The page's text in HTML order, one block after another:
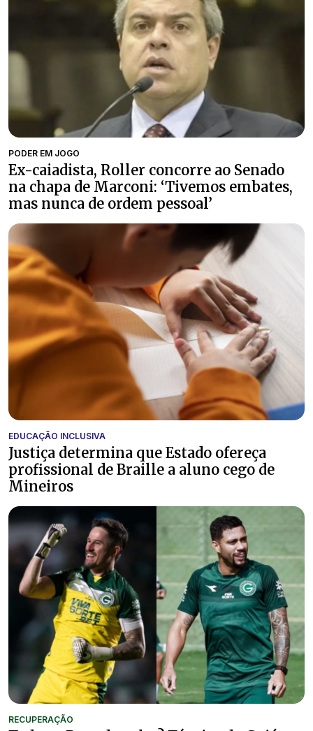
PODER EM JOGO
Ex-caiadista, Roller concorre ao Senado
na chapa de Marconi: ‘Tivemos embates,
mas nunca de ordem pessoal’
EDUCAÇÃO INCLUSIVA
Justiça determina que Estado ofereça
profissional de Braille a aluno cego de
Mineiros
RECUPERAÇÃO